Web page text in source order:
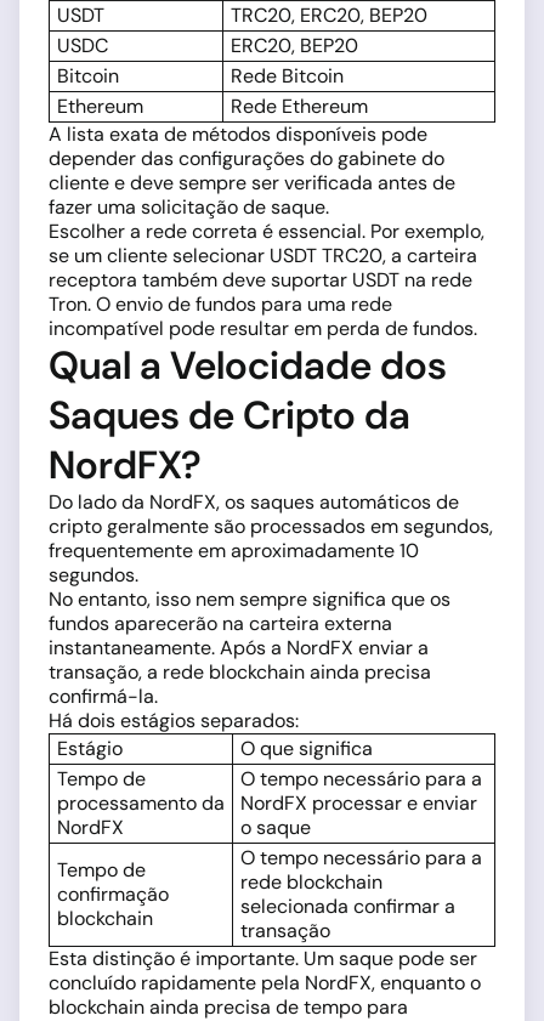
USDT
TRC20, ERC20, BEP20
USDC
ERC20, BEP20
Bitcoin
Rede Bitcoin
Ethereum
Rede Ethereum
A lista exata de métodos disponíveis pode
depender das configurações do gabinete do
cliente e deve sempre ser verificada antes de
fazer uma solicitação de saque.
Escolher a rede correta é essencial. Por exemplo,
se um cliente selecionar USDT TRC20, a carteira
receptora também deve suportar USDT na rede
Tron. O envio de fundos para uma rede
incompatível pode resultar em perda de fundos.
Qual a Velocidade dos
Saques de Cripto da
NordFX?
Do lado da NordFX, os saques automáticos de
cripto geralmente são processados em segundos,
frequentemente em aproximadamente 10
segundos.
No entanto, isso nem sempre significa que os
fundos aparecerão na carteira externa
instantaneamente. Após a NordFX enviar a
transação, a rede blockchain ainda precisa
confirmá-la.
Há dois estágios separados:
Estágio
O que significa
Tempo de
processamento da
NordFX
O tempo necessário para a
NordFX processar e enviar
o saque
Tempo de
confirmação
blockchain
O tempo necessário para a
rede blockchain
selecionada confirmar a
transação
Esta distinção é importante. Um saque pode ser
concluído rapidamente pela NordFX, enquanto o
blockchain ainda precisa de tempo para